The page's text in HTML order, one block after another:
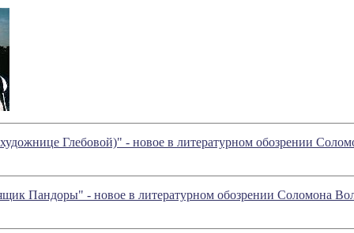
Глебовой)" - новое в литературном обозрении
Пандоры" - новое в литературном обозрении Соломона